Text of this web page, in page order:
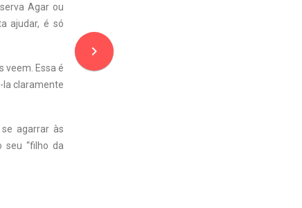
Agar ou
ajudar, é só
veem. Essa é
la claramente
agarrar às
seu “filho da
navigate_next